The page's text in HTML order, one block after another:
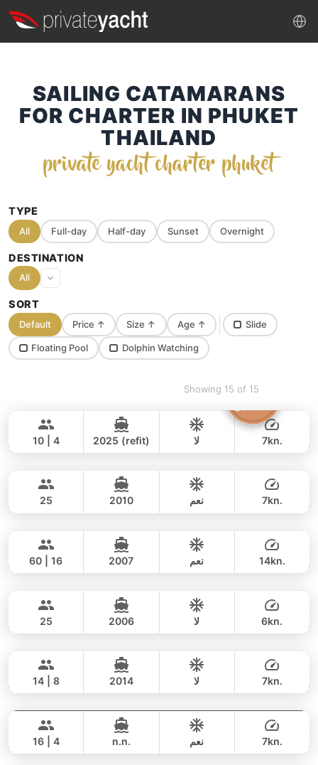
SAILING CATAMARANS
FOR CHARTER IN PHUKET
THAILAND
private yacht charter phuket
TYPE
All Full-day Half-day Sunset Overnight
DESTINATION
All
SORT
Default Price ↑ Size ↑ Age ↑ Slide
Floating Pool Dolphin Watching
Showing 15 of 15
ADMIRAL SA 38FT
35,300 THB
10 | 4 2025 (refit) لا 7kn.
LAGOON 44FT
35,300 THB
25 2010 نعم 7kn.
BLUE LAGOON 70FT
176,600 THB
60 | 16 2007 نعم 14kn.
VOYAGE YACHTS (SA) 50FT
35,300 THB
25 2006 لا 6kn.
NAUTITECH 40FT
77,000 THB
53,000 THB
14 | 8 2014 لا 7kn.
LEOPARD 39FT
16 | 4 n.n. نعم 7kn.